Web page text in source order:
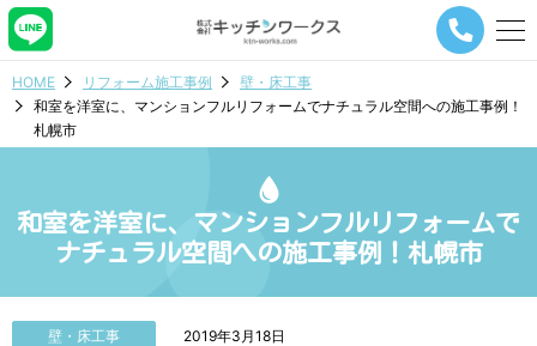
メ
ー
ビ
シ
ョ
タ
HOME リフォーム施工事例
壁・床工事
和室を洋室に、マンションフルリフォームでナチュラル空間への施工事例！
札幌市
和室を洋室に、マンションフルリフォームで
ナチュラル空間への施工事例！札幌市
壁・床工事 2019年3月18日